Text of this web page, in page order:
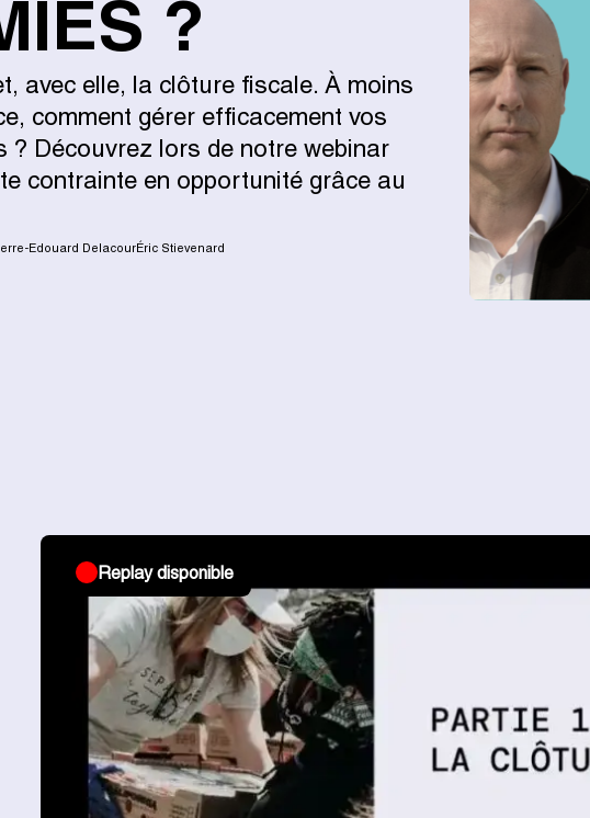
?
avec elle, la clôture fiscale. À moins
comment gérer efficacement vos
? Découvrez lors de notre webinar
contrainte en opportunité grâce au
Edouard DelacourÉric Stievenard
Replay disponible